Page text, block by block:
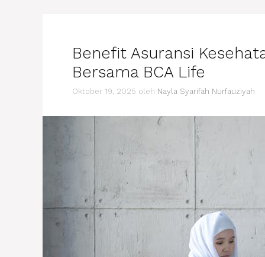
Benefit Asuransi
Bersama BCA Life
Oktober 19, 2025 oleh Nayla Syarifah Nurfauziyah